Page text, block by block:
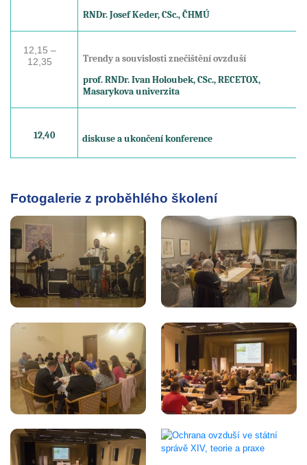
RNDr. Josef Keder, CSc., ČHMÚ
12,15 –
12,35
Trendy a souvislosti znečištění ovzduší
prof. RNDr. Ivan Holoubek, CSc., RECETOX,
Masarykova univerzita
12,40 diskuse a ukončení konference
Fotogalerie z proběhlého školení